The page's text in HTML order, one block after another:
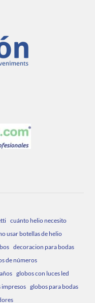
cuánto helio necesito
usar botellas de helio
decoracion para bodas
de números
globos con luces led
impresos globos para bodas